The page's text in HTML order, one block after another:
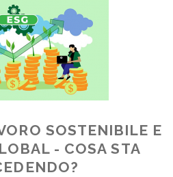
SOSTENIBILE E
- COSA STA